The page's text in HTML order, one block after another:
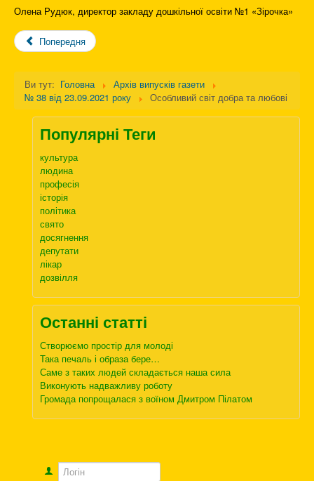
Олена Рудюк, директор закладу дошкільної освіти №1 «Зірочка»
Попередня
Ви тут: Головна
Архів випусків газети
№ 38 від 23.09.2021 року
Особливий світ добра та любові
Популярні Теги
культура
людина
професія
історія
політика
свято
досягнення
депутати
лікар
дозвілля
Останні статті
Створюємо простір для молоді
Така печаль і образа бере…
Саме з таких людей складається наша сила
Виконують надважливу роботу
Громада попрощалася з воїном Дмитром Пілатом
Логін